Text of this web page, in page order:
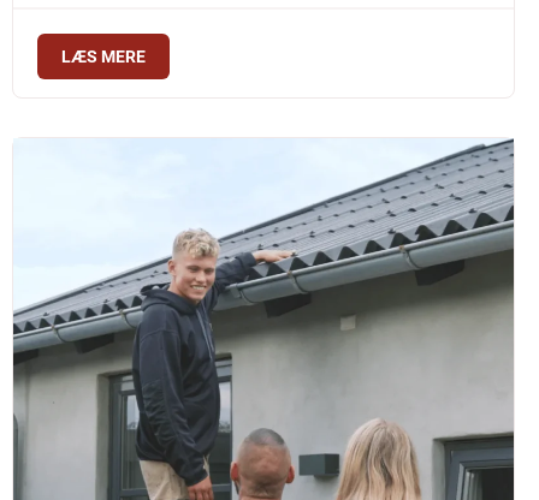
LÆS MERE